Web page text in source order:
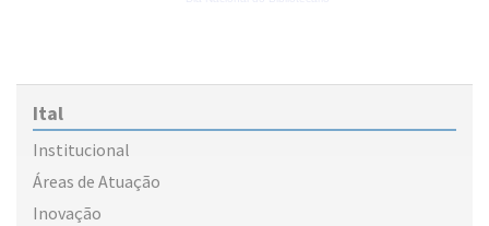
Ital
Institucional
Áreas de Atuação
Inovação